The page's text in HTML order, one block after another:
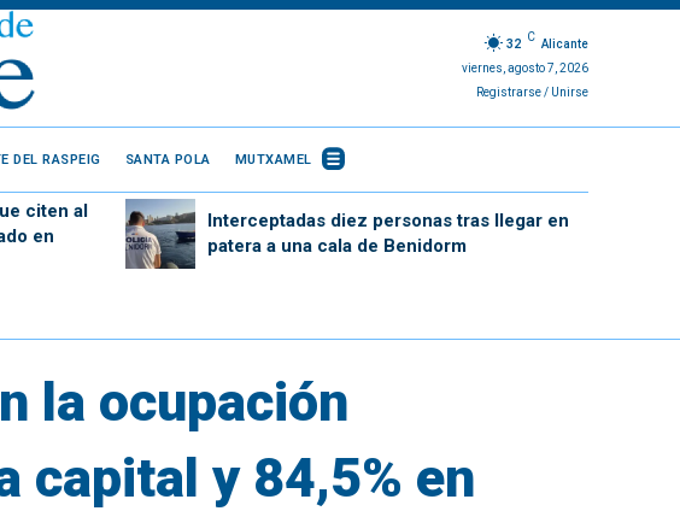
32
C
Alicante
viernes, agosto 7, 2026
Registrarse / Unirse
DEL RASPEIG SANTA POLA MUTXAMEL
citen al
en
Interceptadas diez personas tras llegar en
patera a una cala de Benidorm
la ocupación
capital y 84,5% en